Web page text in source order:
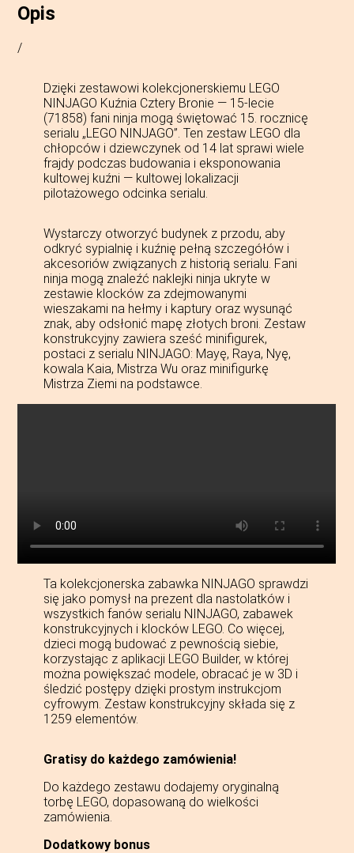
Opis
/
Dzięki zestawowi kolekcjonerskiemu LEGO
NINJAGO Kuźnia Cztery Bronie — 15-lecie
(71858) fani ninja mogą świętować 15. rocznicę
serialu „LEGO NINJAGO”. Ten zestaw LEGO dla
chłopców i dziewczynek od 14 lat sprawi wiele
frajdy podczas budowania i eksponowania
kultowej kuźni — kultowej lokalizacji
pilotażowego odcinka serialu.
Wystarczy otworzyć budynek z przodu, aby
odkryć sypialnię i kuźnię pełną szczegółów i
akcesoriów związanych z historią serialu. Fani
ninja mogą znaleźć naklejki ninja ukryte w
zestawie klocków za zdejmowanymi
wieszakami na hełmy i kaptury oraz wysunąć
znak, aby odsłonić mapę złotych broni. Zestaw
konstrukcyjny zawiera sześć minifigurek,
postaci z serialu NINJAGO: Mayę, Raya, Nyę,
kowala Kaia, Mistrza Wu oraz minifigurkę
Mistrza Ziemi na podstawce.
Ta kolekcjonerska zabawka NINJAGO sprawdzi
się jako pomysł na prezent dla nastolatków i
wszystkich fanów serialu NINJAGO, zabawek
konstrukcyjnych i klocków LEGO. Co więcej,
dzieci mogą budować z pewnością siebie,
korzystając z aplikacji LEGO Builder, w której
można powiększać modele, obracać je w 3D i
śledzić postępy dzięki prostym instrukcjom
cyfrowym. Zestaw konstrukcyjny składa się z
1259 elementów.
Gratisy do każdego zamówienia!
Do każdego zestawu dodajemy oryginalną
torbę LEGO, dopasowaną do wielkości
zamówienia.
Dodatkowy bonus